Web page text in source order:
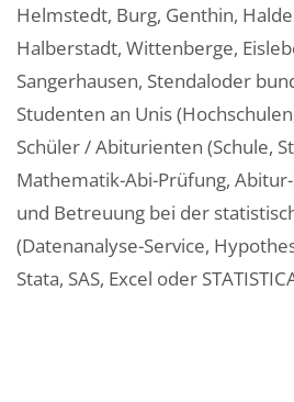
Helmstedt, Burg, Genthin,
Halberstadt, Wittenberge,
Sangerhausen, Stendaloder
Studenten an Unis
Schüler / Abiturienten (Schule,
Mathematik-Abi-Prüfung,
und Betreuung bei der
(Datenanalyse-Service,
Stata, SAS, Excel oder